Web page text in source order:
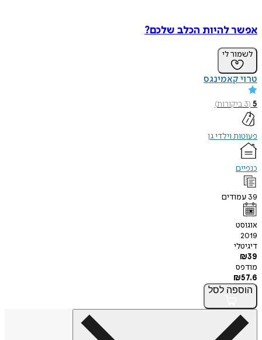
אפשר להיות הכלב שלכם?
לשמור לי
טרוי קאמינגס
5
(
3ביקורות)
פעוטות וילדי גן
כנפיים
39 עמודים
אוגוסט
2019
דיגיטלי
₪39
מודפס
₪57.6
הוספה לסל